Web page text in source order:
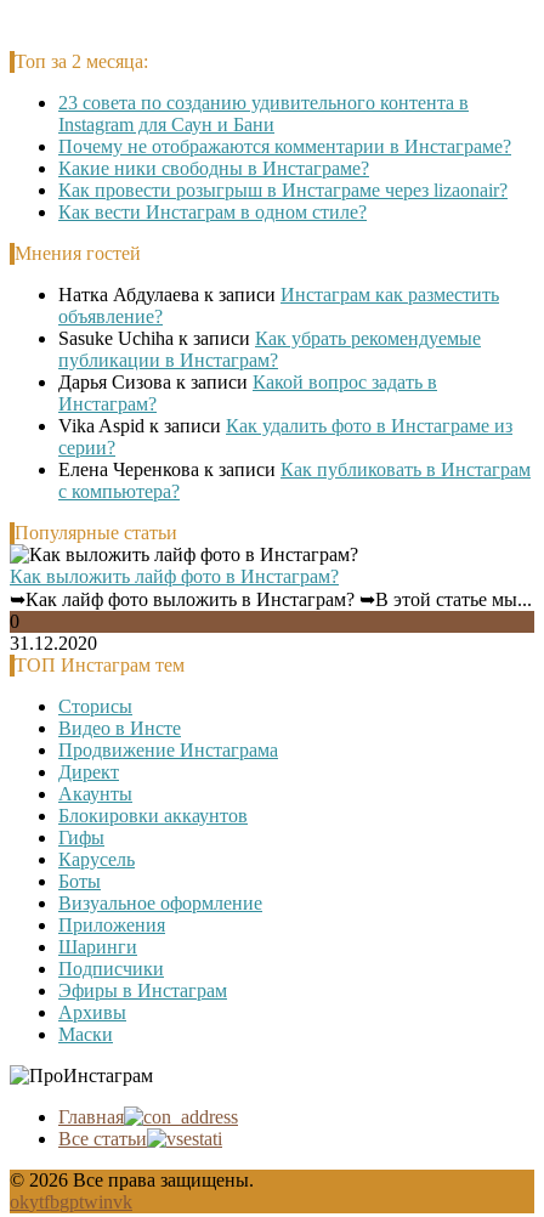
Топ за 2 месяца:
23 совета по созданию удивительного контента в
Instagram для Саун и Бани
Почему не отображаются комментарии в Инстаграме?
Какие ники свободны в Инстаграме?
Как провести розыгрыш в Инстаграме через lizaonair?
Как вести Инстаграм в одном стиле?
Мнения гостей
Натка Абдулаева к записи Инстаграм как разместить
объявление?
Sasuke Uchiha к записи Как убрать рекомендуемые
публикации в Инстаграм?
Дарья Сизова к записи Какой вопрос задать в
Инстаграм?
Vika Aspid к записи Как удалить фото в Инстаграме из
серии?
Елена Черенкова к записи Как публиковать в Инстаграм
с компьютера?
Популярные статьи
Как выложить лайф фото в Инстаграм?
➥Как лайф фото выложить в Инстаграм? ➥В этой статье мы...
0
31.12.2020
ТОП Инстаграм тем
Сторисы
Видео в Инсте
Продвижение Инстаграма
Директ
Акаунты
Блокировки аккаунтов
Гифы
Карусель
Боты
Визуальное оформление
Приложения
Шаринги
Подписчики
Эфиры в Инстаграм
Архивы
Маски
Главная
Все статьи
© 2026 Все права защищены.
okytfbgptwinvk